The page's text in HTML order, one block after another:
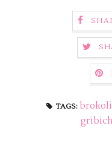
TAGS: brokoli